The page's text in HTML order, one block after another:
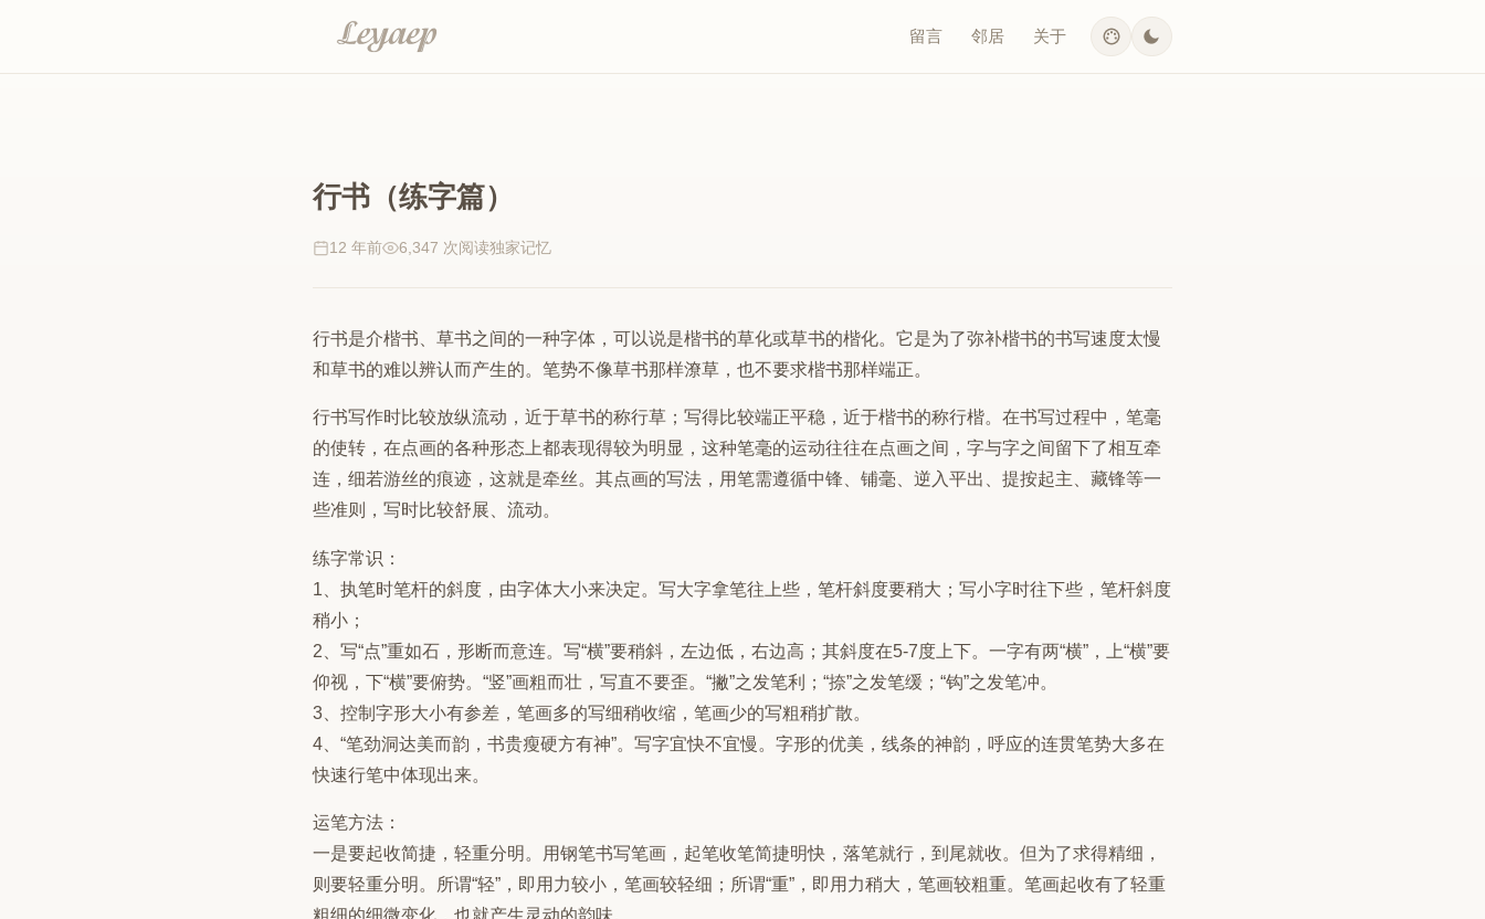
留言 邻居 关于
行书（练字篇）
12 年前 6,347 次阅读独家记忆
行书是介楷书、草书之间的一种字体，可以说是楷书的草化或草书的楷化。它是为了弥补楷书的书写速度太慢
和草书的难以辨认而产生的。笔势不像草书那样潦草，也不要求楷书那样端正。
行书写作时比较放纵流动，近于草书的称行草；写得比较端正平稳，近于楷书的称行楷。在书写过程中，笔毫
的使转，在点画的各种形态上都表现得较为明显，这种笔毫的运动往往在点画之间，字与字之间留下了相互牵
连，细若游丝的痕迹，这就是牵丝。其点画的写法，用笔需遵循中锋、铺毫、逆入平出、提按起主、藏锋等一
些准则，写时比较舒展、流动。
练字常识：
1、执笔时笔杆的斜度，由字体大小来决定。写大字拿笔往上些，笔杆斜度要稍大；写小字时往下些，笔杆斜度
稍小；
2、写“点”重如石，形断而意连。写“横”要稍斜，左边低，右边高；其斜度在5-7度上下。一字有两“横”，上“横”要
仰视，下“横”要俯势。“竖”画粗而壮，写直不要歪。“撇”之发笔利；“捺”之发笔缓；“钩”之发笔冲。
3、控制字形大小有参差，笔画多的写细稍收缩，笔画少的写粗稍扩散。
4、“笔劲洞达美而韵，书贵瘦硬方有神”。写字宜快不宜慢。字形的优美，线条的神韵，呼应的连贯笔势大多在
快速行笔中体现出来。
运笔方法：
一是要起收简捷，轻重分明。用钢笔书写笔画，起笔收笔简捷明快，落笔就行，到尾就收。但为了求得精细，
则要轻重分明。所谓“轻”，即用力较小，笔画较轻细；所谓“重”，即用力稍大，笔画较粗重。笔画起收有了轻重